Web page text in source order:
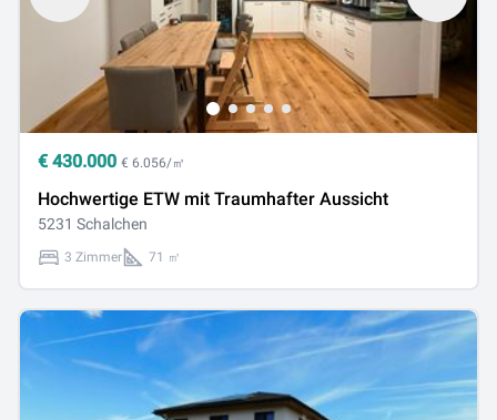
€ 430.000 € 6.056/㎡
Hochwertige ETW mit Traumhafter Aussicht
5231 Schalchen
3 Zimmer 71 ㎡